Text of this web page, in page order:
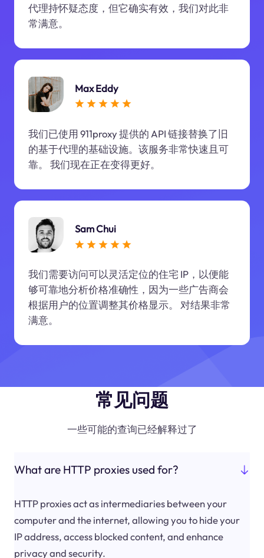
代理持怀疑态度，但它确实有效，我们对此非
常满意。
Max Eddy
我们已使用 911proxy 提供的 API 链接替换了旧
的基于代理的基础设施。该服务非常快速且可
靠。 我们现在正在变得更好。
Sam Chui
我们需要访问可以灵活定位的住宅 IP，以便能
够可靠地分析价格准确性，因为一些广告商会
根据用户的位置调整其价格显示。 对结果非常
满意。
常见问题
一些可能的查询已经解释过了
What are HTTP proxies used for?
HTTP proxies act as intermediaries between your
computer and the internet, allowing you to hide your
IP address, access blocked content, and enhance
privacy and security.